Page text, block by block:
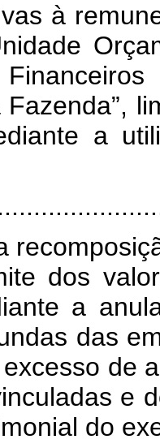
à
Fazenda”,
a
dos
a
das
de
e
do